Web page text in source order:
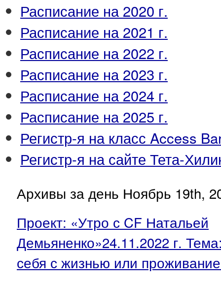
Расписание на 2020 г.
Расписание на 2021 г.
Расписание на 2022 г.
Расписание на 2023 г.
Расписание на 2024 г.
Расписание на 2025 г.
Регистр-я на класс Access
Регистр-я на сайте Тета-
Архивы за день Ноябрь 19th,
Проект: «Утро с CF Натальей
Демьяненко»24.11.2022 г.
себя с жизнью или